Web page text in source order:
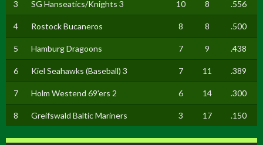
3 SG Hanseatics/Knights 3 10 8 .556
4 Rostock Bucaneros 8 8 .500
5 Hamburg Dragoons 7 9 .438
6 Kiel Seahawks (Baseball) 3 7 11 .389
7 Holm Westend 69'ers 2 6 14 .300
8 Greifswald Baltic Mariners 3 17 .150